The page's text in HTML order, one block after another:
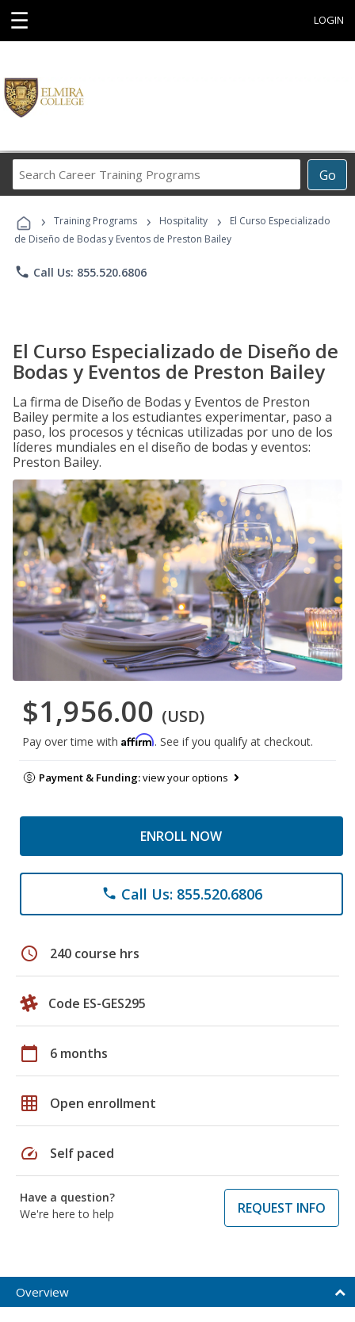
☰ LOGIN
Go
Career
Programs
› Training Programs › Hospitality ›
El Curso Especializado
de Diseño de Bodas y Eventos de Preston Bailey
phone Call Us: 855.520.6806
El Curso Especializado de Diseño de
Bodas y Eventos de Preston Bailey
La firma de Diseño de Bodas y Eventos de Preston
Bailey permite a los estudiantes experimentar, paso a
paso, los procesos y técnicas utilizadas por uno de los
líderes mundiales en el diseño de bodas y eventos:
Preston Bailey.
$1,956.00 (USD)
Pay over time with Affirm. See if you qualify at checkout.
Payment & Funding:view your options
ENROLL NOW
phone Call Us: 855.520.6806
schedule 240 course hrs
Code ES-GES295
calendar_today 6 months
grid_on Open enrollment
speed Self paced
Have a question?
We're here to help
REQUEST INFO
Overview